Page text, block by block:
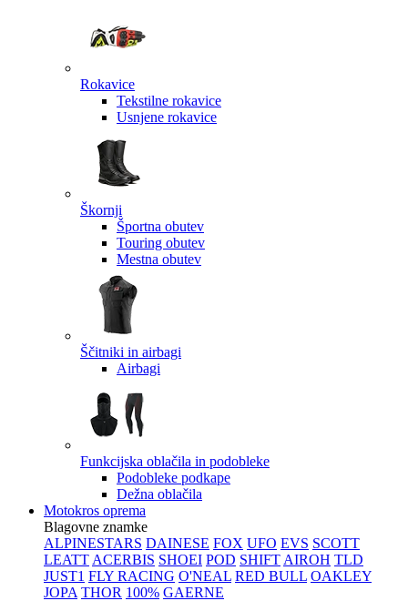
Rokavice
Tekstilne rokavice
Usnjene rokavice
Škornji
Športna obutev
Touring obutev
Mestna obutev
Ščitniki in airbagi
Airbagi
Funkcijska oblačila in podobleke
Podobleke podkape
Dežna oblačila
Motokros oprema
Blagovne znamke
ALPINESTARS DAINESE FOX UFO EVS SCOTT
LEATT ACERBIS SHOEI POD SHIFT AIROH TLD
JUST1 FLY RACING O'NEAL RED BULL OAKLEY
JOPA THOR 100% GAERNE